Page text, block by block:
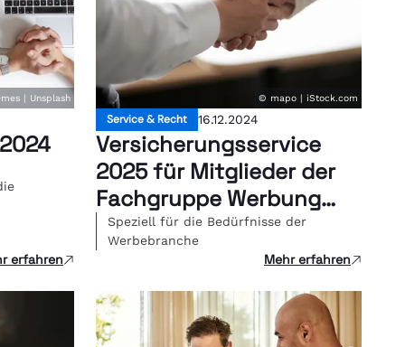
| Unsplash
erfahren
© mapo | iStock.com
Service & Recht 16.12.2024
Versicherungsservice
2025 für Mitglieder der
Fachgruppe Werbung
Wien
Speziell für die Bedürfnisse der
Werbebranche
Mehr erfahren